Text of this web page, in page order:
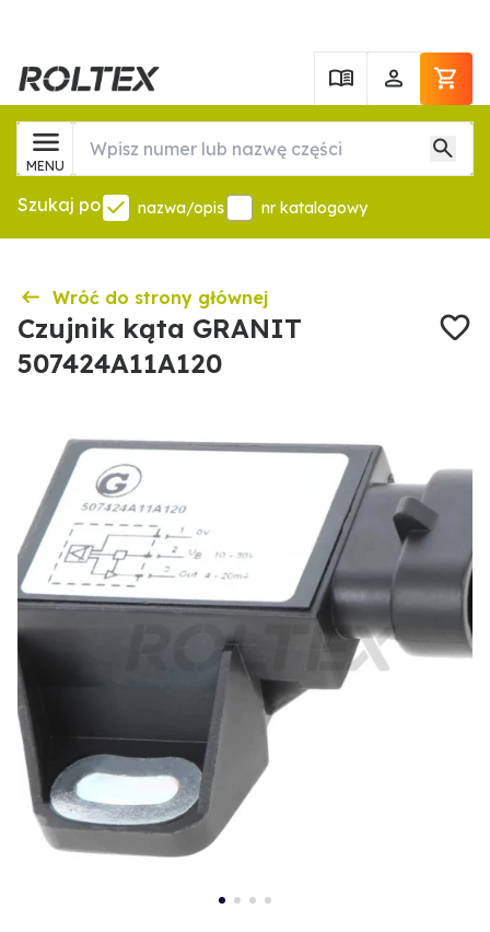
MENU
Szukaj po nazwa/opis nr katalogowy
Wróć do strony głównej
Czujnik kąta GRANIT
507424A11A120